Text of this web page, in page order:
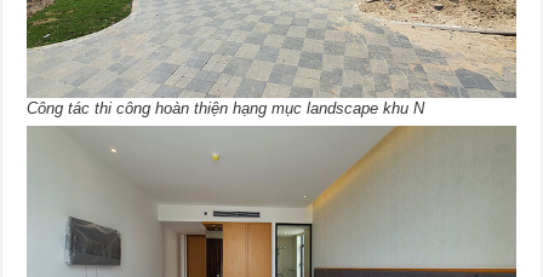
Công tác thi công hoàn thiện hạng mục landscape khu N